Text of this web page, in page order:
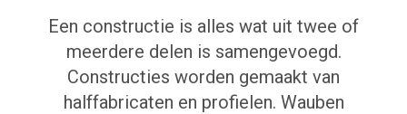
Een constructie is alles wat uit twee of
meerdere delen is samengevoegd.
Constructies worden gemaakt van
halffabricaten en profielen. Wauben